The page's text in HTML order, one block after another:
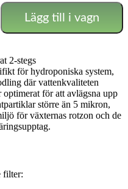
Lägg till i vagn
2-stegs
för hydroponiska system,
där vattenkvaliteten
optimerat för att avlägsna upp
större än 5 mikron,
för växternas rotzon och de
filter: